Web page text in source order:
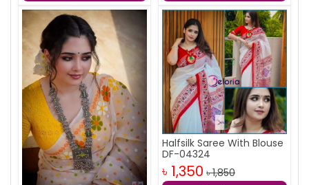
Halfsilk Saree With Blouse
DF-04324
৳ 1,350 ৳ 1,850